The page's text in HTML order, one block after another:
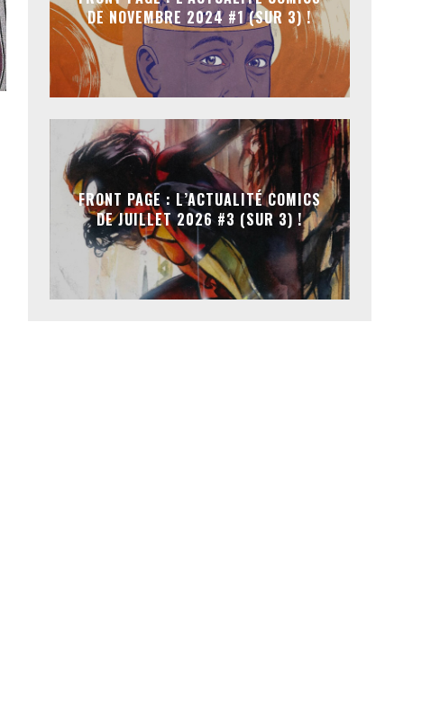
DE NOVEMBRE 2024 #1 (SUR 3) !
FRONT PAGE : L’ACTUALITÉ COMICS
DE JUILLET 2026 #3 (SUR 3) !